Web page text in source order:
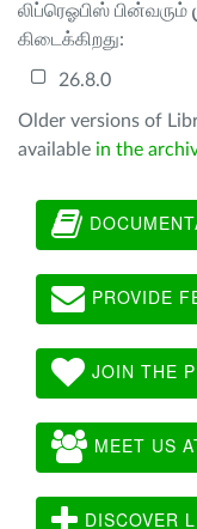
லிப்ரெஓபிஸ் பின்வரும்
கிடைக்கிறது:
26.8.0
Older versions of
available in the
PROVIDE
JOIN THE
MEET US
DISCOVER